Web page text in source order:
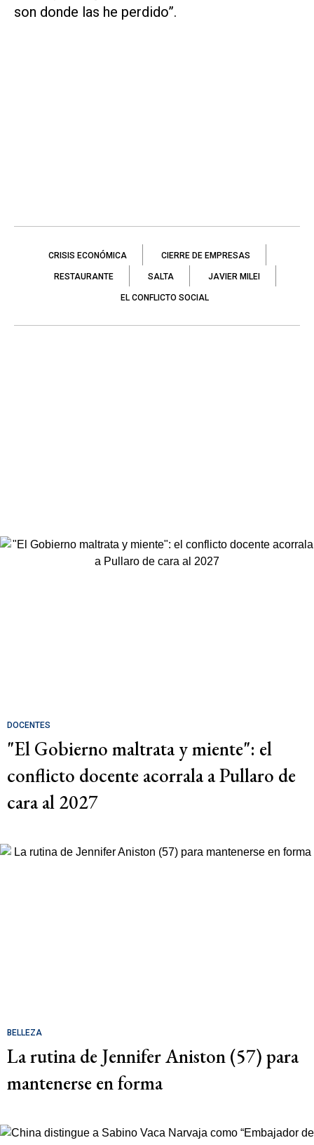
son donde las he perdido”.
CRISIS ECONÓMICA CIERRE DE EMPRESAS
RESTAURANTE SALTA JAVIER MILEI
EL CONFLICTO SOCIAL
DOCENTES
"El Gobierno maltrata y miente": el
conflicto docente acorrala a Pullaro de
cara al 2027
BELLEZA
La rutina de Jennifer Aniston (57) para
mantenerse en forma